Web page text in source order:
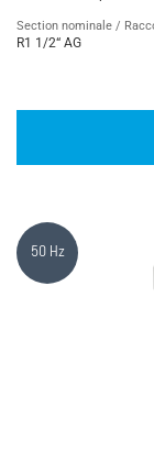
Section nominale /
R1 1/2“ AG
50 Hz